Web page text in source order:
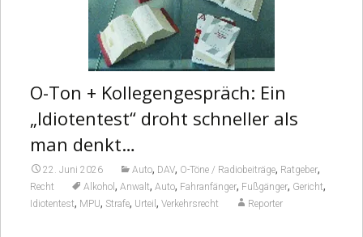
O-Ton + Kollegengespräch: Ein
„Idiotentest“ droht schneller als
man denkt…
22. Juni 2026 Auto, DAV, O-Töne / Radiobeiträge, Ratgeber,
Recht Alkohol , Anwalt, Auto, Fahranfänger, Fußgänger, Gericht,
Idiotentest, MPU, Strafe, Urteil , Verkehrsrecht Reporter